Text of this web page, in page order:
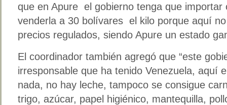
que en Apure el gobierno tenga que importar
venderla a 30 bolívares el kilo porque aquí
precios regulados, siendo Apure un estado
El coordinador también agregó que “este
irresponsable que ha tenido Venezuela, aquí
nada, no hay leche, tampoco se consigue
trigo, azúcar, papel higiénico, mantequilla,